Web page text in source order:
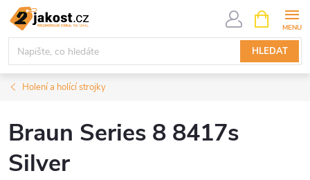
Přejít
obsah
HLEDAT
NÁKUPNÍ
KOŠÍK
Holení a holící strojky
Braun Series 8 8417s
Silver